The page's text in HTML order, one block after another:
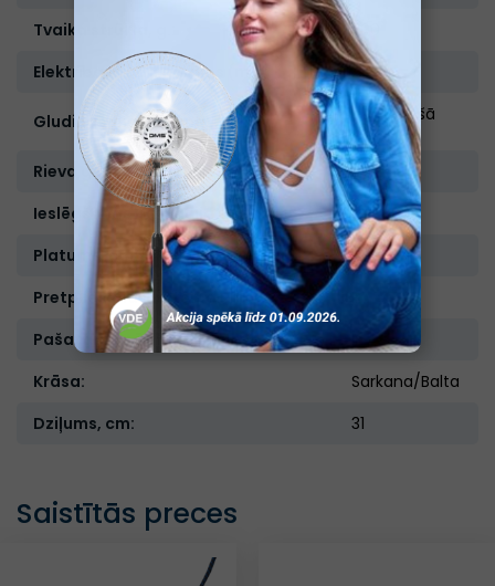
Tvaika strūkla, g.:
200
Elektrības vada garums (m):
2
Gludināšanas virsma: Nerūsējošā
tērauda
Rieva gludināšanai ap pogām:
Ir
Ieslēgšanās indikācija:
Ir
Platums, cm:
4,1
Pretpilēšanas sistēma:
Pašattīrīšanās funkcija:
Ir
Krāsa:
Sarkana/Balta
Dziļums, cm:
31
Saistītās preces